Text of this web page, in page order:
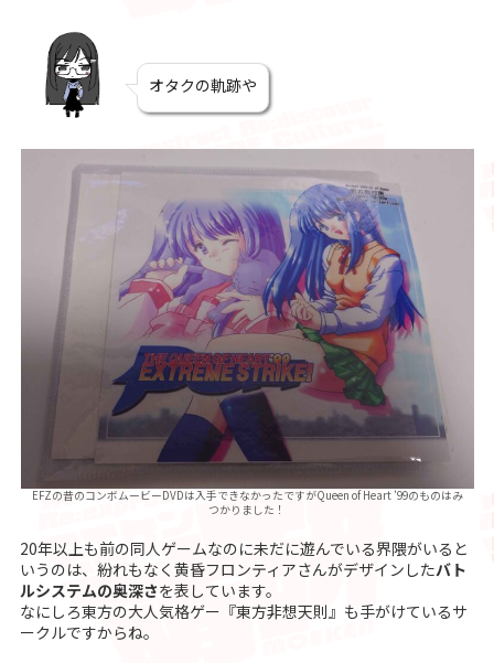
オタクの軌跡や
EFZの昔のコンボムービーDVDは入手できなかったですがQueen of Heart ’99のものはみ
つかりました！
20年以上も前の同人ゲームなのに未だに遊んでいる界隈がいると
いうのは、紛れもなく黄昏フロンティアさんがデザインしたバト
ルシステムの奥深さを表しています。
なにしろ東方の大人気格ゲー『東方非想天則』も手がけているサ
ークルですからね。